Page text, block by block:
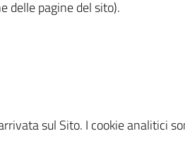
delle pagine del sito).
sul Sito. I cookie analitici